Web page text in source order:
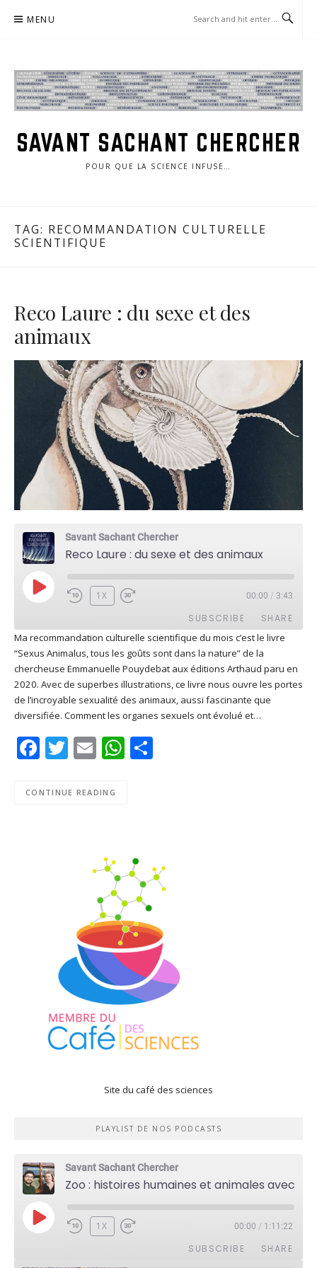
MENU
SAVANT SACHANT CHERCHER
POUR QUE LA SCIENCE INFUSE…
TAG: RECOMMANDATION CULTURELLE
SCIENTIFIQUE
Reco Laure : du sexe et des
animaux
Savant Sachant Chercher
Reco Laure : du sexe et des animaux
PLAY
EPISODE
1X 00:00 / 3:43
SUBSCRIBE SHARE
Apple Podcasts Deezer
Google Play PocketCasts
Podcast Addict RSS
RSS FEED
SHARE
LINK
EMBED
Ma recommandation culturelle scientifique du mois c’est le livre
“Sexus Animalus, tous les goûts sont dans la nature” de la
chercheuse Emmanuelle Pouydebat aux éditions Arthaud paru en
2020. Avec de superbes illustrations, ce livre nous ouvre les portes
de l’incroyable sexualité des animaux, aussi fascinante que
diversifiée. Comment les organes sexuels ont évolué et…
Facebook
Twitter
EmailWhatsApp
CONTINUE READING
Site du café des sciences
PLAYLIST DE NOS PODCASTS
Savant Sachant Chercher
PLAY
EPISODE
1X 00:00 / 1:11:22
SUBSCRIBE SHARE